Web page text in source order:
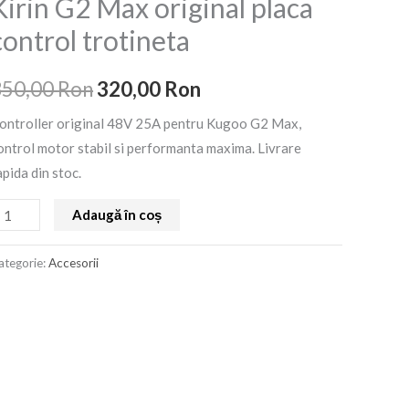
G2 Max original placa
trotineta
Ron
a
350,00 Ron.
320,00 Ron
este:
original 48V 25A pentru Kugoo G2 Max,
motor stabil si performanta maxima. Livrare
din stoc.
Adaugă în coș
Accesorii